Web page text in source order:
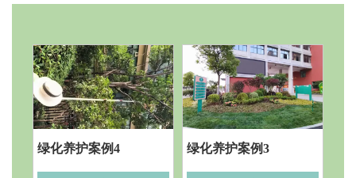
绿化养护案例4 绿化养护案例3